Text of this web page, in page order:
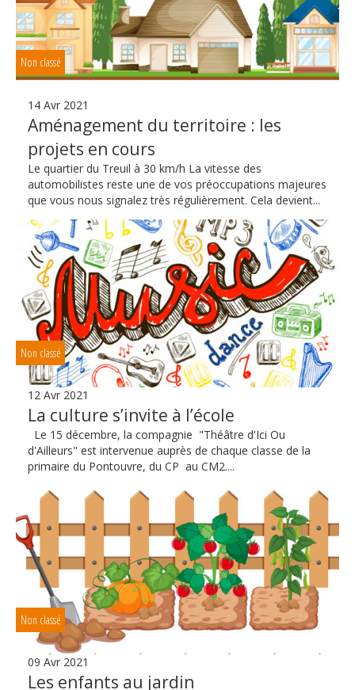
Non classé
14 Avr 2021
Aménagement du territoire : les
projets en cours
Le quartier du Treuil à 30 km/h La vitesse des
automobilistes reste une de vos préoccupations majeures
que vous nous signalez très régulièrement. Cela devient...
Non classé
12 Avr 2021
La culture s’invite à l’école
Le 15 décembre, la compagnie "Théâtre d'Ici Ou
d'Ailleurs" est intervenue auprès de chaque classe de la
primaire du Pontouvre, du CP au CM2....
Non classé
09 Avr 2021
Les enfants au jardin